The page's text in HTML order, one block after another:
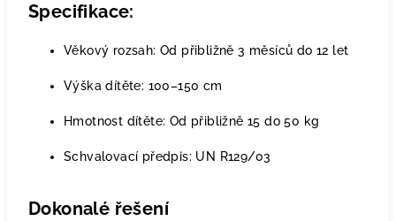
Specifikace:
Věkový rozsah: Od přibližně 3 měsíců do 12 let
Výška dítěte: 100–150 cm
Hmotnost dítěte: Od přibližně 15 do 50 kg
Schvalovací předpis: UN R129/03
Dokonalé řešení